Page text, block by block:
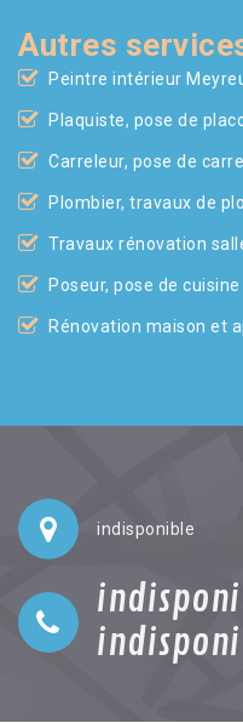
Autres
Peintre intérieur
Plaquiste, pose de
Carreleur, pose de
Plombier, travaux de
Travaux rénovation
Poseur, pose de cuisine
Rénovation maison et
indisponible